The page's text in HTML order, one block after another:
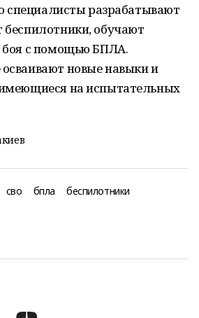
специалисты разрабатывают
обучают
боя с помощью БПЛА.
новые навыки и
на испытательных
сво бпла беспилотники